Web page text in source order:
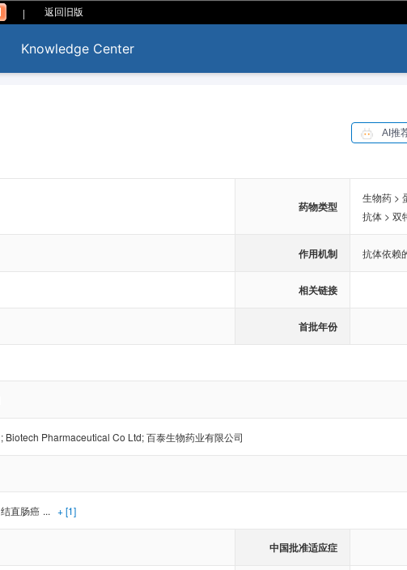
| 返回旧版
Knowledge Center
AI推
药物类型
生物药 >
抗体 > 双
作用机制 抗体依赖
相关链接
首批年份
; Biotech Pharmaceutical Co Ltd;百泰生物药业有限公司
结直肠癌 ... + [1]
中国批准适应症